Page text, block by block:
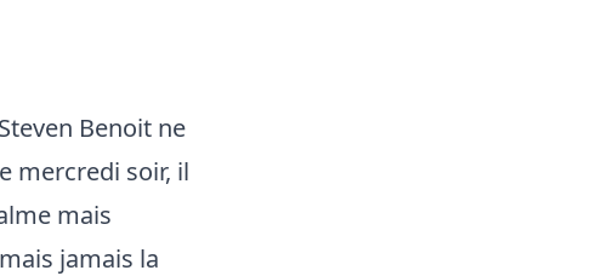
Benoit ne
mercredi soir, il
mais
jamais la